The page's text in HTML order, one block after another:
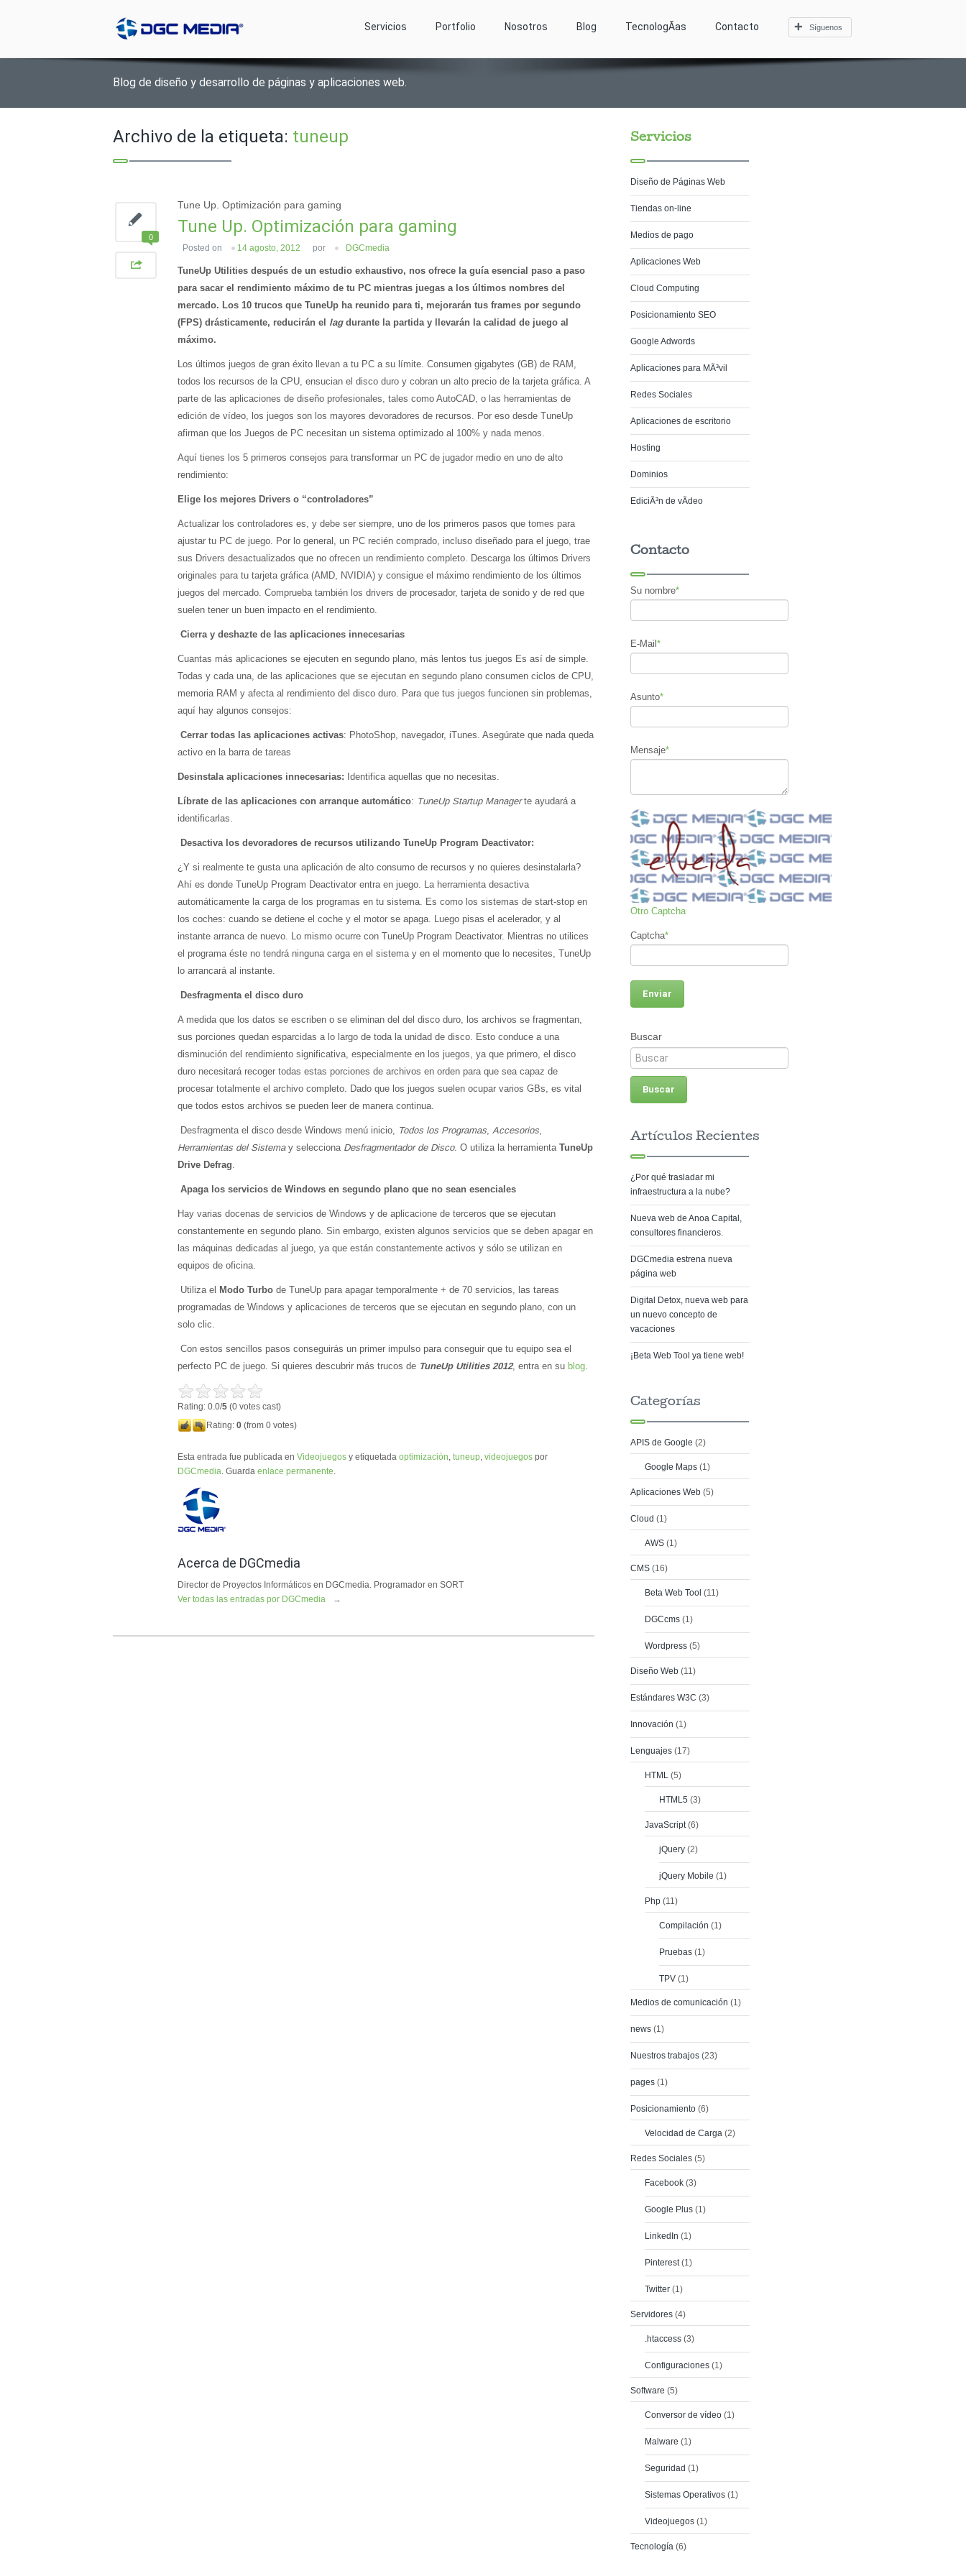
Síguenos
Servicios Portfolio Nosotros Blog TecnologÃ­as Contacto
Blog de diseño y desarrollo de páginas y aplicaciones web.
Archivo de la etiqueta: tuneup
0
Tune Up. Optimización para gaming
Tune Up. Optimización para gaming
Posted on 14 agosto, 2012 por DGCmedia
TuneUp Utilities después de un estudio exhaustivo, nos ofrece la guía esencial paso a paso
para sacar el rendimiento máximo de tu PC mientras juegas a los últimos nombres del
mercado. Los 10 trucos que TuneUp ha reunido para ti, mejorarán tus frames por segundo
(FPS) drásticamente, reducirán el lagdurante la partida y llevarán la calidad de juego al
máximo.
Los últimos juegos de gran éxito llevan a tu PC a su límite. Consumen gigabytes (GB) de RAM,
todos los recursos de la CPU, ensucian el disco duro y cobran un alto precio de la tarjeta gráfica. A
parte de las aplicaciones de diseño profesionales, tales como AutoCAD, o las herramientas de
edición de vídeo, los juegos son los mayores devoradores de recursos. Por eso desde TuneUp
afirman que los Juegos de PC necesitan un sistema optimizado al 100% y nada menos.
Aquí tienes los 5 primeros consejos para transformar un PC de jugador medio en uno de alto
rendimiento:
Elige los mejores Drivers o “controladores”
Actualizar los controladores es, y debe ser siempre, uno de los primeros pasos que tomes para
ajustar tu PC de juego. Por lo general, un PC recién comprado, incluso diseñado para el juego, trae
sus Drivers desactualizados que no ofrecen un rendimiento completo. Descarga los últimos Drivers
originales para tu tarjeta gráfica (AMD, NVIDIA) y consigue el máximo rendimiento de los últimos
juegos del mercado. Comprueba también los drivers de procesador, tarjeta de sonido y de red que
suelen tener un buen impacto en el rendimiento.
Cierra y deshazte de las aplicaciones innecesarias
Cuantas más aplicaciones se ejecuten en segundo plano, más lentos tus juegos Es así de simple.
Todas y cada una, de las aplicaciones que se ejecutan en segundo plano consumen ciclos de CPU,
memoria RAM y afecta al rendimiento del disco duro. Para que tus juegos funcionen sin problemas,
aquí hay algunos consejos:
Cerrar todas las aplicaciones activas: PhotoShop, navegador, iTunes. Asegúrate que nada queda
activo en la barra de tareas
Desinstala aplicaciones innecesarias: Identifica aquellas que no necesitas.
Líbrate de las aplicaciones con arranque automático: TuneUp Startup Managerte ayudará a
identificarlas.
Desactiva los devoradores de recursos utilizando TuneUp Program Deactivator:
¿Y si realmente te gusta una aplicación de alto consumo de recursos y no quieres desinstalarla?
Ahí es donde TuneUp Program Deactivator entra en juego. La herramienta desactiva
automáticamente la carga de los programas en tu sistema. Es como los sistemas de start-stop en
los coches: cuando se detiene el coche y el motor se apaga. Luego pisas el acelerador, y al
instante arranca de nuevo. Lo mismo ocurre con TuneUp Program Deactivator. Mientras no utilices
el programa éste no tendrá ninguna carga en el sistema y en el momento que lo necesites, TuneUp
lo arrancará al instante.
Desfragmenta el disco duro
A medida que los datos se escriben o se eliminan del del disco duro, los archivos se fragmentan,
sus porciones quedan esparcidas a lo largo de toda la unidad de disco. Esto conduce a una
disminución del rendimiento significativa, especialmente en los juegos, ya que primero, el disco
duro necesitará recoger todas estas porciones de archivos en orden para que sea capaz de
procesar totalmente el archivo completo. Dado que los juegos suelen ocupar varios GBs, es vital
que todos estos archivos se pueden leer de manera continua.
Desfragmenta el disco desde Windows menú inicio, Todos los Programas, Accesorios,
Herramientas del Sistemay selecciona Desfragmentador de Disco. O utiliza la herramienta TuneUp
Drive Defrag.
Apaga los servicios de Windows en segundo plano que no sean esenciales
Hay varias docenas de servicios de Windows y de aplicacione de terceros que se ejecutan
constantemente en segundo plano. Sin embargo, existen algunos servicios que se deben apagar en
las máquinas dedicadas al juego, ya que están constantemente activos y sólo se utilizan en
equipos de oficina.
Utiliza el Modo Turbo de TuneUp para apagar temporalmente + de 70 servicios, las tareas
programadas de Windows y aplicaciones de terceros que se ejecutan en segundo plano, con un
solo clic.
Con estos sencillos pasos conseguirás un primer impulso para conseguir que tu equipo sea el
perfecto PC de juego. Si quieres descubrir más trucos de TuneUp Utilities 2012, entra en su blog.
Rating: 0.0/5 (0 votes cast)
Rating: 0 (from 0 votes)
Esta entrada fue publicada en Videojuegos y etiquetada optimización, tuneup, videojuegos por
DGCmedia. Guarda enlace permanente.
Acerca de DGCmedia
Director de Proyectos Informáticos en DGCmedia. Programador en SORT
Ver todas las entradas por DGCmedia
→
Servicios
Diseño de Páginas Web
Tiendas on-line
Medios de pago
Aplicaciones Web
Cloud Computing
Posicionamiento SEO
Google Adwords
Aplicaciones para MÃ³vil
Redes Sociales
Aplicaciones de escritorio
Hosting
Dominios
EdiciÃ³n de vÃ­deo
Contacto
Su nombre*
E-Mail *
Asunto*
Mensaje*
Otro Captcha
Captcha*
Buscar
Artículos Recientes
¿Por qué trasladar mi
infraestructura a la nube?
Nueva web de Anoa Capital,
consultores financieros.
DGCmedia estrena nueva
página web
Digital Detox, nueva web para
un nuevo concepto de
vacaciones
¡Beta Web Tool ya tiene web!
Categorías
APIS de Google (2)
Google Maps (1)
Aplicaciones Web (5)
Cloud (1)
AWS (1)
CMS (16)
Beta Web Tool (11)
DGCcms (1)
Wordpress (5)
Diseño Web (11)
Estándares W3C (3)
Innovación (1)
Lenguajes (17)
HTML (5)
HTML5 (3)
JavaScript(6)
jQuery (2)
jQuery Mobile (1)
Php (11)
Compilación (1)
Pruebas (1)
TPV (1)
Medios de comunicación (1)
news (1)
Nuestros trabajos (23)
pages (1)
Posicionamiento (6)
Velocidad de Carga (2)
Redes Sociales (5)
Facebook (3)
Google Plus (1)
LinkedIn (1)
Pinterest(1)
Twitter (1)
Servidores (4)
.htaccess (3)
Configuraciones (1)
Software (5)
Conversor de vídeo (1)
Malware (1)
Seguridad (1)
Sistemas Operativos (1)
Videojuegos (1)
Tecnología (6)